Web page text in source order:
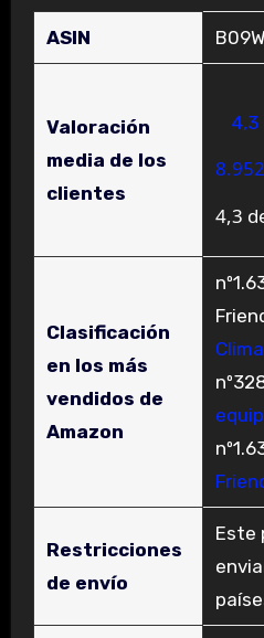
ASIN
Valoración
media de los
clientes
4,3
4,3
Clasificación
en los más
vendidos de
Amazon
Restricciones
de envío
Este